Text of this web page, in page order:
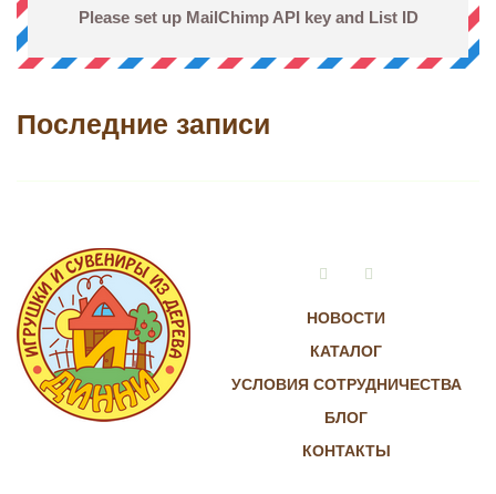
Please set up MailChimp API key and List ID
Последние записи
НОВОСТИ
КАТАЛОГ
УСЛОВИЯ СОТРУДНИЧЕСТВА
БЛОГ
КОНТАКТЫ
VkontakteInstagram